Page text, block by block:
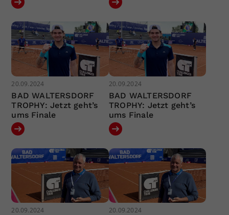
20.09.2024
BAD WALTERSDORF
TROPHY: Jetzt geht’s
ums Finale
20.09.2024
BAD WALTERSDORF
TROPHY: Jetzt geht’s
ums Finale
20.09.2024 20.09.2024